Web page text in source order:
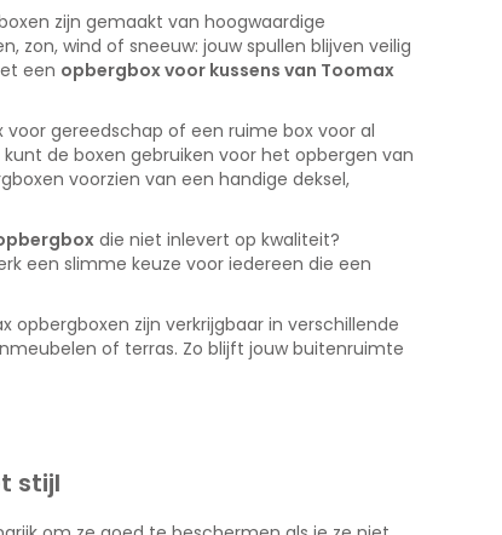
zijn gemaakt van hoogwaardige
zon, wind of sneeuw: jouw spullen blijven veilig
een opbergbox voor kussens van Toomax
gereedschap of een ruime box voor al
de boxen gebruiken voor het opbergen van
voorzien van een handige deksel,
die niet inlevert op kwaliteit?
een slimme keuze voor iedereen die een
opbergboxen zijn verkrijgbaar in verschillende
of terras. Zo blijft jouw buitenruimte
stijl